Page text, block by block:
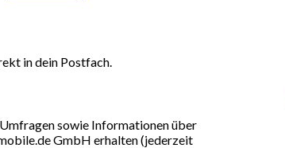
in dein Postfach.
sowie Informationen über
GmbH erhalten (jederzeit